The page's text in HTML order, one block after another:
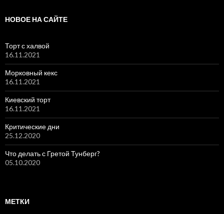
НОВОЕ НА САЙТЕ
Торт с халвой
16.11.2021
Морковный кекс
16.11.2021
Киевский торт
16.11.2021
Критические дни
25.12.2020
Что делать с Гретой Тунберг?
05.10.2020
МЕТКИ